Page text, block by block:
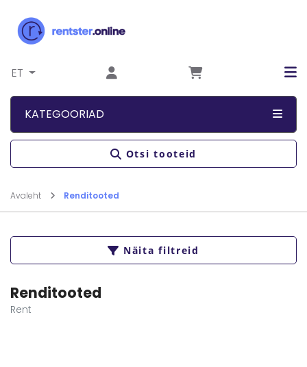
ET
KATEGOORIAD
Otsi tooteid
Avaleht Renditooted
Näita filtreid
Renditooted
Rent